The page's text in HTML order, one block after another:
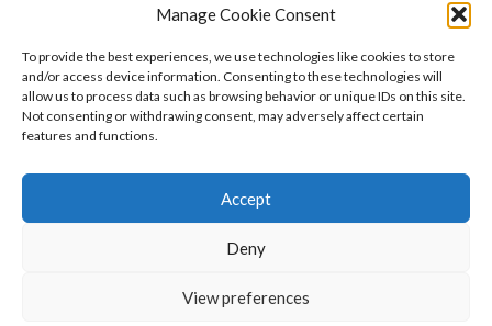
Manage Cookie Consent
To provide the best experiences, we use technologies like cookies to store
and/or access device information. Consenting to these technologies will
allow us to process data such as browsing behavior or unique IDs on this site.
Not consenting or withdrawing consent, may adversely affect certain
features and functions.
Accept
Deny
View preferences
Back to Top
RSS
Atom
お問い合わせ
© Copyright 2018 バッセン旅「私が不知火良です。」